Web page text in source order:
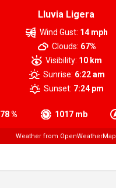
Lluvia Ligera
78 % 1017 mb
Wind Gust: 14 mph
Clouds: 67%
Visibility: 10 km
Sunrise: 6:22 am
Sunset: 7:24 pm
Weather from OpenWeatherMap